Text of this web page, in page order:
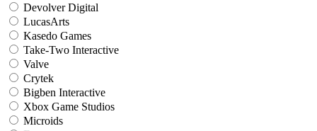
Devolver Digital
LucasArts
Kasedo Games
Take-Two Interactive
Valve
Crytek
Bigben Interactive
Xbox Game Studios
Microids